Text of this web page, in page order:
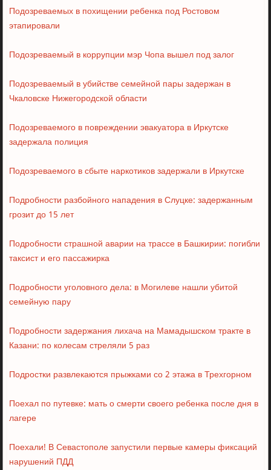
Подозреваемых в похищении ребенка под Ростовом
этапировали
Подозреваемый в коррупции мэр Чопа вышел под залог
Подозреваемый в убийстве семейной пары задержан в
Чкаловске Нижегородской области
Подозреваемого в повреждении эвакуатора в Иркутске
задержала полиция
Подозреваемого в сбыте наркотиков задержали в Иркутске
Подробности разбойного нападения в Слуцке: задержанным
грозит до 15 лет
Подробности страшной аварии на трассе в Башкирии: погибли
таксист и его пассажирка
Подробности уголовного дела: в Могилеве нашли убитой
семейную пару
Подробности задержания лихача на Мамадышском тракте в
Казани: по колесам стреляли 5 раз
Подростки развлекаются прыжками со 2 этажа в Трехгорном
Поехал по путевке: мать о смерти своего ребенка после дня в
лагере
Поехали! В Севастополе запустили первые камеры фиксаций
нарушений ПДД